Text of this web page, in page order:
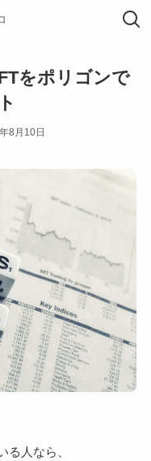
をポリゴンで
8月10日
る人なら、